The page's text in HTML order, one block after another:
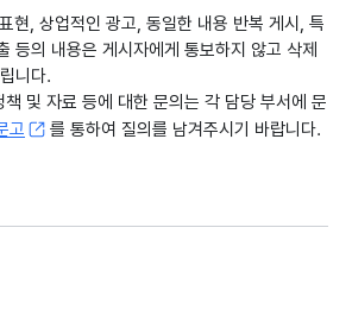
현, 상업적인 광고, 동일한 내용 반복 게시, 특
등의 내용은 게시자에게 통보하지 않고 삭제
니다.
및 자료 등에 대한 문의는 각 담당 부서에 문
고 를 통하여 질의를 남겨주시기 바랍니다.